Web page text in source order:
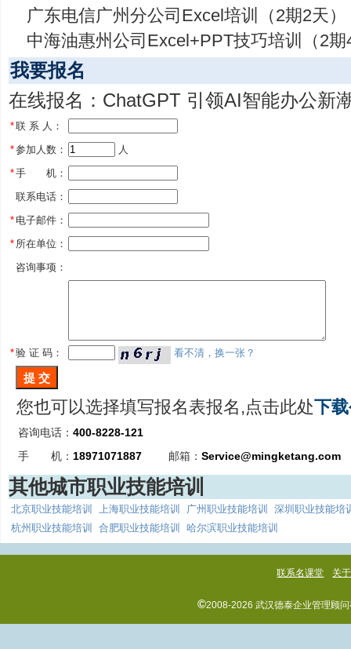
广东电信广州分公司Excel培训（2期2天）
中海油惠州公司Excel+PPT技巧培训（2期
我要报名
在线报名：ChatGPT 引领AI智能办公新
*联 系 人：
*参加人数：
人
*手 机：
联系电话：
* 电子邮件：
* 所在单位：
咨询事项：
*验 证 码： 看不清，换一张？
您也可以选择填写报名表报名,点击此处下
咨询电话： 400-8228-121
手 机： 18971071887 邮箱： Service@mingketang.com
其他城市职业技能培训
北京职业技能培训 上海职业技能培训 广州职业技能培训
深圳职业技能培
杭州职业技能培训
合肥职业技能培训 哈尔滨职业技能培训
联系名课堂 关
©2008-2026 武汉德泰企业管理顾